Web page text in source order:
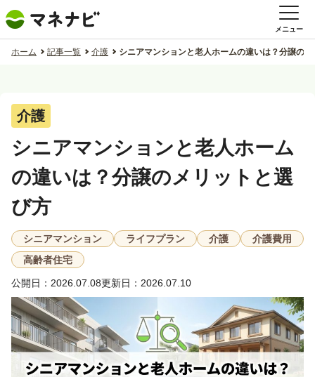
メニュー
ホーム 記事一覧 介護 シニアマンションと老人ホームの違いは？分譲の
介護
シニアマンションと老人ホーム
の違いは？分譲のメリットと選
び方
シニアマンション ライフプラン 介護
介護費用
高齢者住宅
公開日：2026.07.08更新日：2026.07.10